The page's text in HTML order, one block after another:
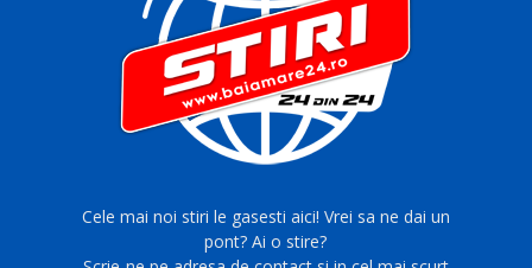
Cele mai noi stiri le gasesti aici! Vrei sa ne dai un
pont? Ai o stire?